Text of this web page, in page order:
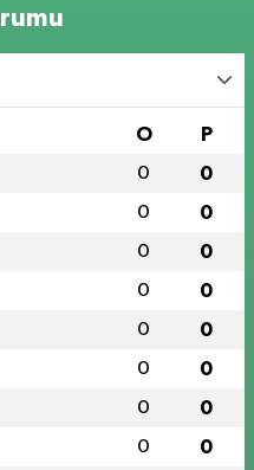
O P
0 0
0 0
0 0
0 0
0 0
0 0
0 0
0 0